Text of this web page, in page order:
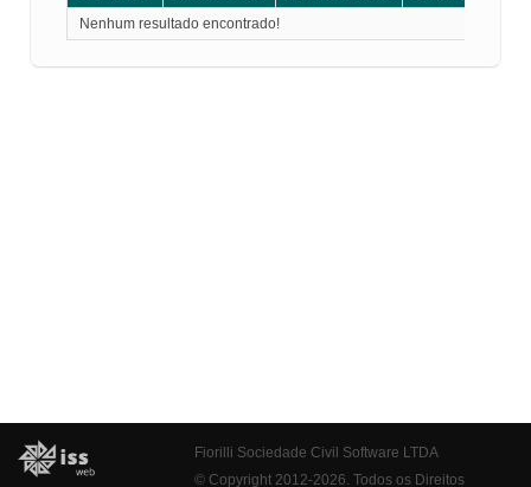
Nenhum resultado encontrado!
Fiorilli Sociedade Civil Software LTDA
© Copyright 2012-2026. Todos os Direitos